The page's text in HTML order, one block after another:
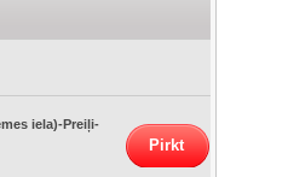
iela)-Preiļi-
Pirkt